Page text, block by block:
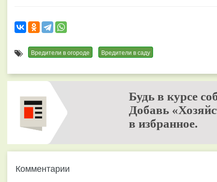
Вредители в огороде Вредители в саду
Будь в курсе
Добавь
в избранное.
Комментарии